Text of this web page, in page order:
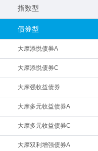
指数型
债券型
大摩添悦债券A
大摩添悦债券C
大摩强收益债券
大摩多元收益债券A
大摩多元收益债券C
大摩双利增强债券A